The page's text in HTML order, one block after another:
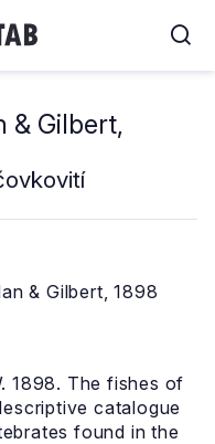
& Gilbert,
& Gilbert, 1898
1898. The fishes of
catalogue
found in the